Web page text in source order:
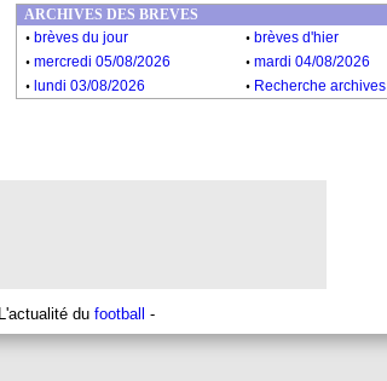
... Liste des brèves du jeu. 6 mars 2025
... Liste des brèves du mer. 5 mars 2025
ARCHIVES DES BREVES
. brèves du jour . brèves d'hier
. mercredi 05/08/2026 . mardi 04/08/2026
. lundi 03/08/2026 . Recherche archives
du football -